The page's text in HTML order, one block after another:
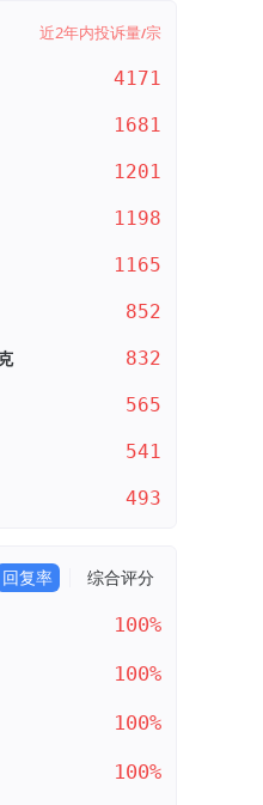
近2年内投诉量/宗
4171
1681
1201
1198
1165
852
832
565
541
493
回复率 综合评分
100%
100%
100%
100%